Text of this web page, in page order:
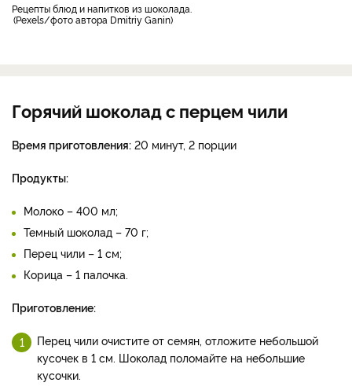
рецепты блюд и напитков из шоколада.
Pexels/фото автора Dmitriy Ganin
Горячий шоколад с перцем чили
Время приготовления: 20 минут, 2 порции
Продукты:
Молоко – 400 мл;
Темный шоколад – 70 г;
Перец чили – 1 см;
Корица – 1 палочка.
Приготовление:
Перец чили очистите от семян, отложите небольшой
кусочек в 1 см. Шоколад поломайте на небольшие
кусочки.